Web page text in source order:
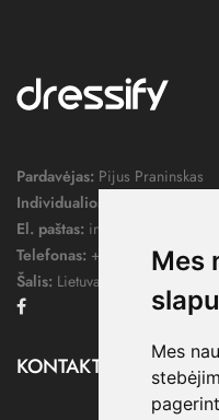
Mes
Mes
Pardavėjas: Pijus Praninskas
Individualios veiklos pažymos
El. paštas: info@dressify.lt
Telefonas: +370 676 78578
Šalis: Lietuva
KONTAKTAI